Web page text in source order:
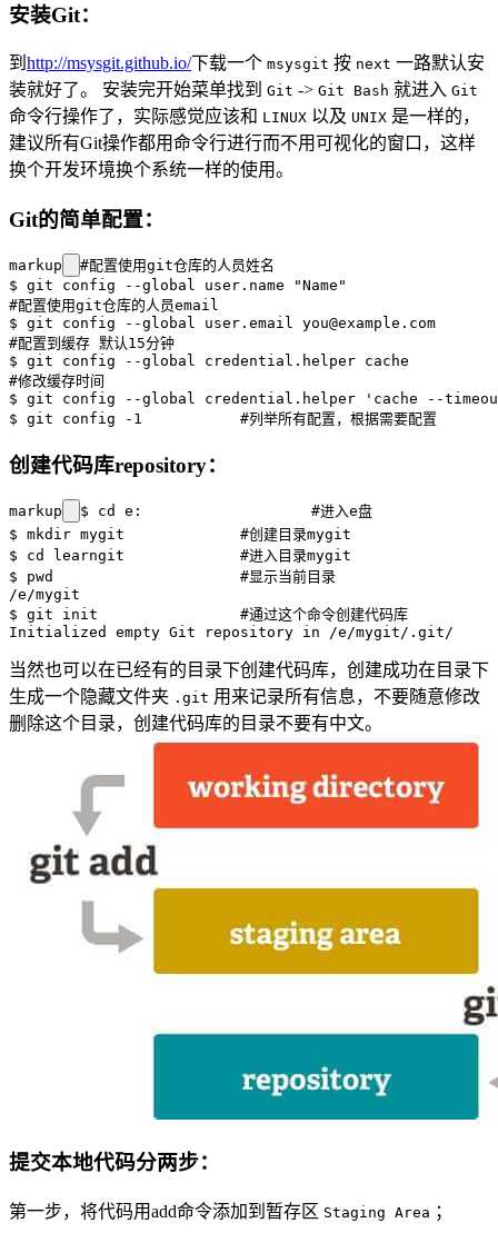
安装Git：
到 http://msysgit.github.io/下载一个 msysgit 按 next 一路默认安
装就好了。 安装完开始菜单找到 Git -> Git Bash 就进入 Git
命令行操作了，实际感觉应该和 LINUX 以及 UNIX 是一样的，
建议所有Git操作都用命令行进行而不用可视化的窗口，这样
换个开发环境换个系统一样的使用。
Git的简单配置：
markup
#配置使用git仓库的人员姓名
$ git config --global user.name "Name"
#配置使用git仓库的人员email
$ git config --global user.email you@example.com
#配置到缓存 默认15分钟
$ git config --global credential.helper cache
#修改缓存时间
$ git config --global credential.helper 'cache --
创建代码库repository：
markup
$ cd e:                   #进入e盘
$ mkdir mygit             #创建目录mygit
$ cd learngit             #进入目录mygit
$ pwd                     #显示当前目录
/e/mygit
$ git init                #通过这个命令创建代码库
当然也可以在已经有的目录下创建代码库，创建成功在目录下
生成一个隐藏文件夹 .git 用来记录所有信息，不要随意修改
删除这个目录，创建代码库的目录不要有中文。
提交本地代码分两步：
第一步，将代码用add命令添加到暂存区 Staging Area ；